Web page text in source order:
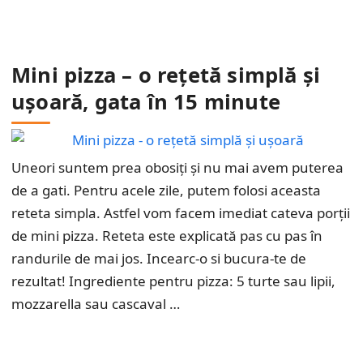
Mini pizza – o rețetă simplă și
ușoară, gata în 15 minute
Uneori suntem prea obosiți și nu mai avem puterea
de a gati. Pentru acele zile, putem folosi aceasta
reteta simpla. Astfel vom facem imediat cateva porții
de mini pizza. Reteta este explicată pas cu pas în
randurile de mai jos. Incearc-o si bucura-te de
rezultat! Ingrediente pentru pizza: 5 turte sau lipii,
mozzarella sau cascaval …